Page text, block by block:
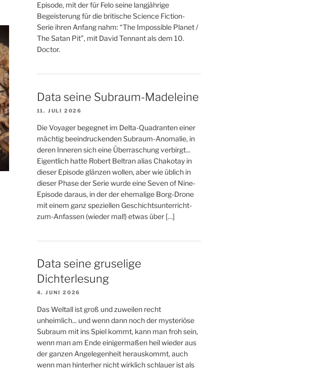
Episode, mit der für Felo seine langjährige
Begeisterung für die britische Science Fiction-
Serie ihren Anfang nahm: “The Impossible Planet /
The Satan Pit”, mit David Tennant als dem 10.
Doctor.
Data seine Subraum-Madeleine
11. JULI 2026
Die Voyager begegnet im Delta-Quadranten einer
mächtig beeindruckenden Subraum-Anomalie, in
deren Inneren sich eine Überraschung verbirgt...
Eigentlich hatte Robert Beltran alias Chakotay in
dieser Episode glänzen wollen, aber wie üblich in
dieser Phase der Serie wurde eine Seven of Nine-
Episode daraus, in der der ehemalige Borg-Drone
mit einem ganz speziellen Geschichtsunterricht-
zum-Anfassen (wieder mal!) etwas über […]
Data seine gruselige
Dichterlesung
4. JUNI 2026
Das Weltall ist groß und zuweilen recht
unheimlich... und wenn dann noch der mysteriöse
Subraum mit ins Spiel kommt, kann man froh sein,
wenn man am Ende einigermaßen heil wieder aus
der ganzen Angelegenheit herauskommt, auch
wenn man hinterher nicht wirklich schlauer ist als